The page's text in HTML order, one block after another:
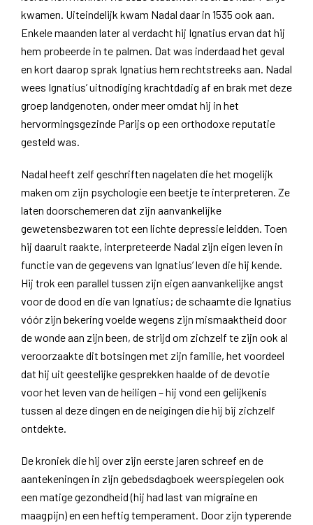
kwamen. Uiteindelijk kwam Nadal daar in 1535 ook aan.
Enkele maanden later al verdacht hij Ignatius ervan dat hij
hem probeerde in te palmen. Dat was inderdaad het geval
en kort daarop sprak Ignatius hem rechtstreeks aan. Nadal
wees Ignatius’ uitnodiging krachtdadig af en brak met deze
groep landgenoten, onder meer omdat hij in het
hervormingsgezinde Parijs op een orthodoxe reputatie
gesteld was.
Nadal heeft zelf geschriften nagelaten die het mogelijk
maken om zijn psychologie een beetje te interpreteren. Ze
laten doorschemeren dat zijn aanvankelijke
gewetensbezwaren tot een lichte depressie leidden. Toen
hij daaruit raakte, interpreteerde Nadal zijn eigen leven in
functie van de gegevens van Ignatius’ leven die hij kende.
Hij trok een parallel tussen zijn eigen aanvankelijke angst
voor de dood en die van Ignatius; de schaamte die Ignatius
vóór zijn bekering voelde wegens zijn mismaaktheid door
de wonde aan zijn been, de strijd om zichzelf te zijn ook al
veroorzaakte dit botsingen met zijn familie, het voordeel
dat hij uit geestelijke gesprekken haalde of de devotie
voor het leven van de heiligen – hij vond een gelijkenis
tussen al deze dingen en de neigingen die hij bij zichzelf
ontdekte.
De kroniek die hij over zijn eerste jaren schreef en de
aantekeningen in zijn gebedsdagboek weerspiegelen ook
een matige gezondheid (hij had last van migraine en
maagpijn) en een heftig temperament. Door zijn typerende